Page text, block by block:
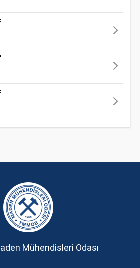
Mühendisleri Odası